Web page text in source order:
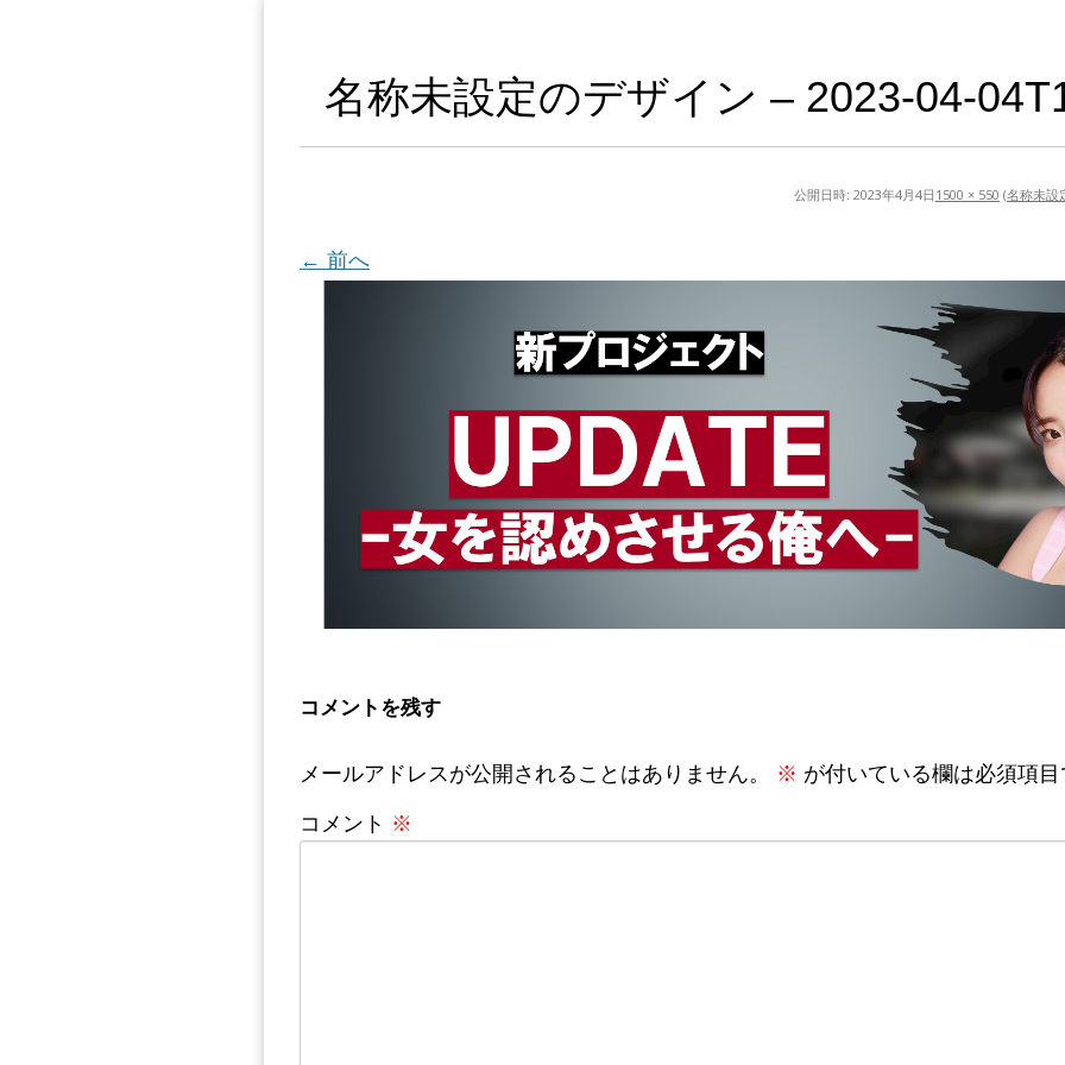
名称未設定のデザイン – 2023-04-
公開日時: 2023年4月4日 1500 × 550 (名称未設
← 前へ
コメントを残す
メールアドレスが公開されることはありません。 ※ が付いている欄は必須項
コメント ※